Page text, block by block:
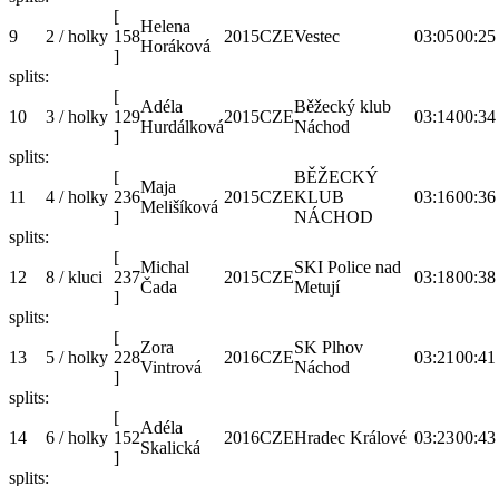
9 2 / holky
[
158
]
Helena
Horáková
2015CZEVestec 03:0500:25
splits:
10 3 / holky
[
129
]
Adéla
Hurdálková
2015CZE
Běžecký klub
Náchod
03:1400:34
splits:
11 4 / holky
[
236
]
Maja
Melišíková
2015CZE
BĚŽECKÝ
KLUB
NÁCHOD
03:1600:36
splits:
12 8 / kluci
[
237
]
Michal
Čada
2015CZE
SKI Police nad
Metují
03:1800:38
splits:
13 5 / holky
[
228
]
Zora
Vintrová
2016CZE
SK Plhov
Náchod
03:21 00:41
splits:
14 6 / holky
[
152
]
Adéla
Skalická
2016CZEHradec Králové 03:2300:43
splits: